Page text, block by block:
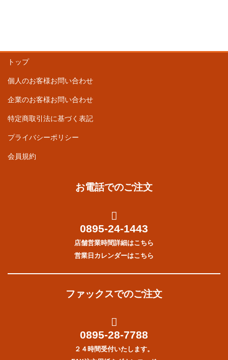
トップ
個人のお客様お問い合わせ
企業のお客様お問い合わせ
特定商取引法に基づく表記
プライバシーポリシー
会員規約
お電話でのご注文
0895-24-1443
店舗営業時間詳細はこちら
営業日カレンダーはこちら
ファックスでのご注文
0895-28-7788
２４時間受付いたします。